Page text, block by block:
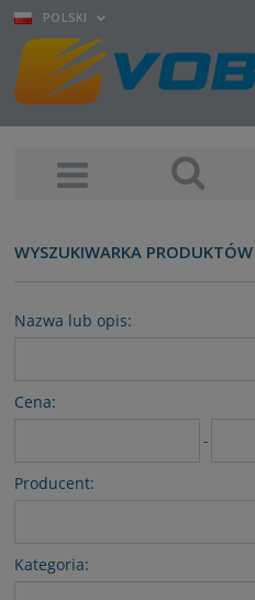
POLSKI
WYSZUKIWARKA PRODUKTÓW
Nazwa lub opis:
Cena:
-
Producent:
Kategoria: